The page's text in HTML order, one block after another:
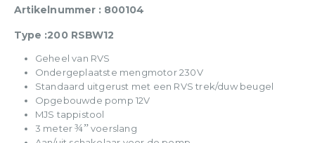
Artikelnummer : 800104
Type :200 RSBW12
Geheel van RVS
Ondergeplaatste mengmotor 230V
Standaard uitgerust met een RVS trek/duw beugel
Opgebouwde pomp 12V
MJS tappistool
3 meter¾”voerslang